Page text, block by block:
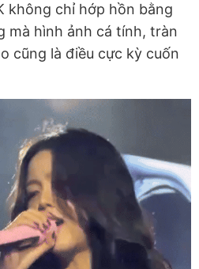
không chỉ hớp hồn bằng
mà hình ảnh cá tính, tràn
cũng là điều cực kỳ cuốn